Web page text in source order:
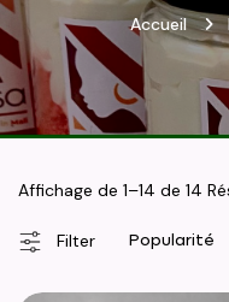
Accueil
Affichage de 1–14 de 14
Filter Popularité